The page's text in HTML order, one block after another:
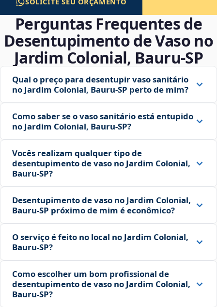
Perguntas Frequentes de
Desentupimento de Vaso no
Jardim Colonial, Bauru‑SP
Qual o preço para desentupir vaso sanitário
no Jardim Colonial, Bauru‑SP perto de mim?
Como saber se o vaso sanitário está entupido
no Jardim Colonial, Bauru‑SP?
Vocês realizam qualquer tipo de
desentupimento de vaso no Jardim Colonial,
Bauru‑SP?
Desentupimento de vaso no Jardim Colonial,
Bauru‑SP próximo de mim é econômico?
O serviço é feito no local no Jardim Colonial,
Bauru‑SP?
Como escolher um bom profissional de
desentupimento de vaso no Jardim Colonial,
Bauru‑SP?